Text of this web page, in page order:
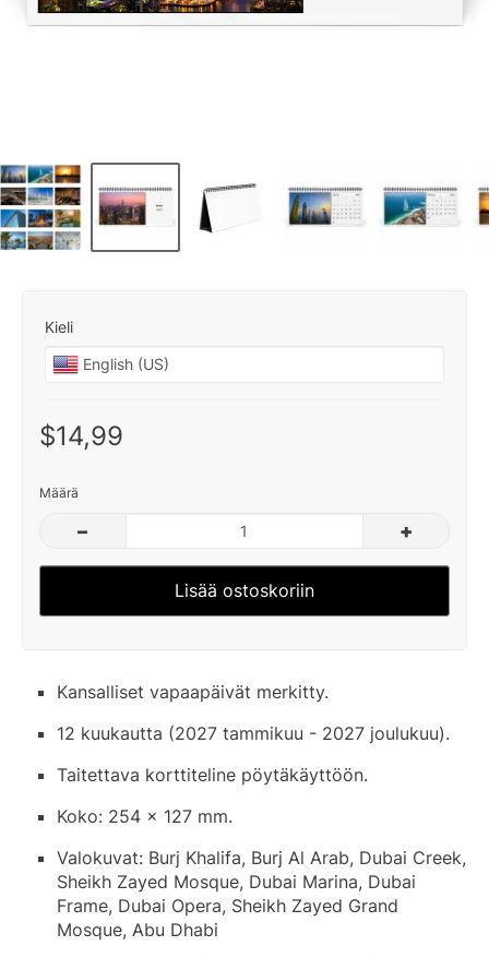
Kieli
$14,99
Määrä
– +
Lisää ostoskoriin
Kansalliset vapaapäivät merkitty.
12 kuukautta (2027 tammikuu - 2027 joulukuu).
Taitettava korttiteline pöytäkäyttöön.
Koko: 254 x 127 mm.
Valokuvat: Burj Khalifa, Burj Al Arab, Dubai Creek,
Sheikh Zayed Mosque, Dubai Marina, Dubai
Frame, Dubai Opera, Sheikh Zayed Grand
Mosque, Abu Dhabi